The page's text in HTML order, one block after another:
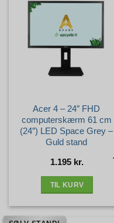
Acer 4 – 24″ FHD
computerskærm 61 cm
(24″) LED Space Grey –
Guld stand
1.195 kr.
TIL KURV